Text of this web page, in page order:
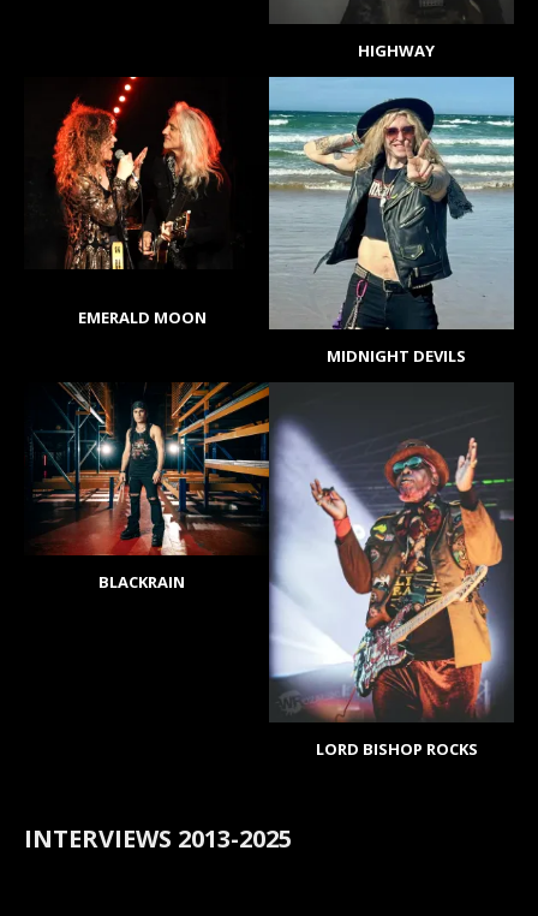
HIGHWAY
EMERALD MOON
MIDNIGHT DEVILS
BLACKRAIN
LORD BISHOP ROCKS
INTERVIEWS 2013-2025